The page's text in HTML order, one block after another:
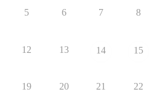
5 6 7 8
12 13 14 15
19 20 21 22